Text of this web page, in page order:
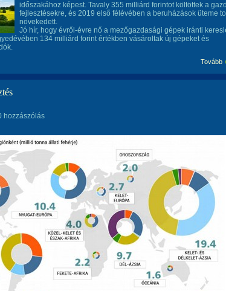
időszakához képest. Tavaly 355 milliárd forintot költöttek a
fejlesztésekre, és 2019 első félévében a beruházások üteme
növekedett.
Jó hír, hogy évről-évre nő a mezőgazdasági gépek iránti
134 milliárd forint értékben vásároltak új gépeket és
Tovább
hozzászólás